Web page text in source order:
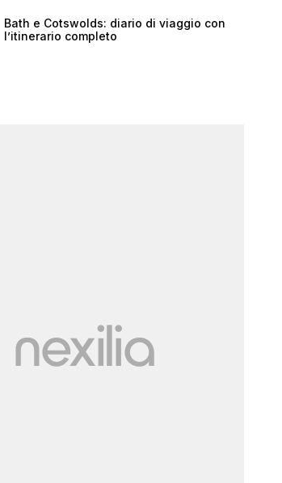
Bath e Cotswolds: diario di viaggio con
l’itinerario completo